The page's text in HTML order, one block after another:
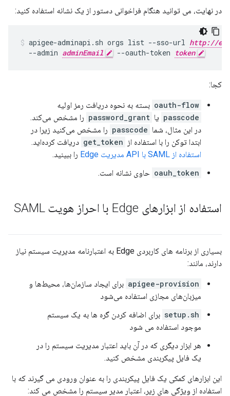
در نهایت، می توانید هنگام فراخوانی دستور از یک نشانه استفاده کنید:
apigee-adminapi.sh orgs list --sso-url http://
  --admin
adminEmail --oauth-token token
کجا:
oauth-flow بسته به نحوه دریافت رمز اولیه
passcode یا password_grant را مشخص می‌کند.
در این مثال، شما passcode را مشخص می‌کنید زیرا در
ابتدا توکن را با استفاده از get_token دریافت کرده‌اید.
استفاده از SAML با API مدیریت Edge
را ببینید.
oauh_token حاوی نشانه است.
استفاده از ابزارهای Edge با احراز هویت SAML
بسیاری از برنامه های کاربردی Edge به اعتبارنامه مدیریت سیستم نیاز
دارند، مانند:
apigee-provision برای ایجاد سازمان‌ها، محیط‌ها و
میزبان‌های مجازی استفاده می‌شود
setup.sh برای اضافه کردن گره ها به یک سیستم
موجود استفاده می شود
هر ابزار دیگری که در آن باید اعتبار مدیریت سیستم را در
یک فایل پیکربندی مشخص کنید.
این ابزارهای کمکی یک فایل پیکربندی را به عنوان ورودی می گیرند که با
استفاده از ویژگی های زیر، اعتبار مدیر سیستم را مشخص می کند: